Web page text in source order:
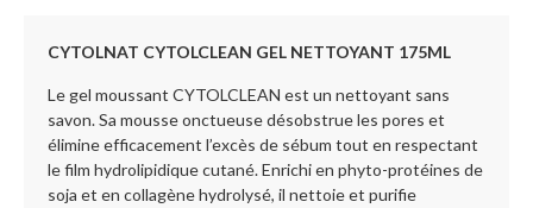
CYTOLNAT CYTOLCLEAN GEL NETTOYANT 175ML
Le gel moussant CYTOLCLEAN est un nettoyant sans
savon. Sa mousse onctueuse désobstrue les pores et
élimine efficacement l’excès de sébum tout en respectant
le film hydrolipidique cutané. Enrichi en phyto-protéines de
soja et en collagène hydrolysé, il nettoie et purifie